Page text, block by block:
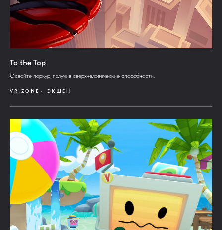
To the Top
Освойте паркур, получив сверхчеловеческие способности.
VR ZONE ЭКШЕН